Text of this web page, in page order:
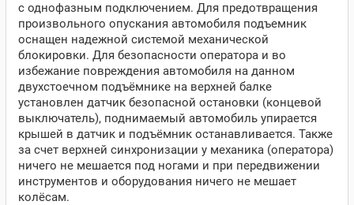
с однофазным подключением. Для предотвращения
произвольного опускания автомобиля подъемник
оснащен надежной системой механической
блокировки. Для безопасности оператора и во
избежание повреждения автомобиля на данном
двухстоечном подъёмнике на верхней балке
установлен датчик безопасной остановки (концевой
выключатель), поднимаемый автомобиль упирается
крышей в датчик и подъёмник останавливается. Также
за счет верхней синхронизации у механика (оператора)
ничего не мешается под ногами и при передвижении
инструментов и оборудования ничего не мешает
колёсам.